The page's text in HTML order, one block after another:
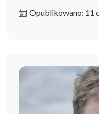
Opublikowano: 11